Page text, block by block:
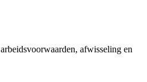
afwisseling en